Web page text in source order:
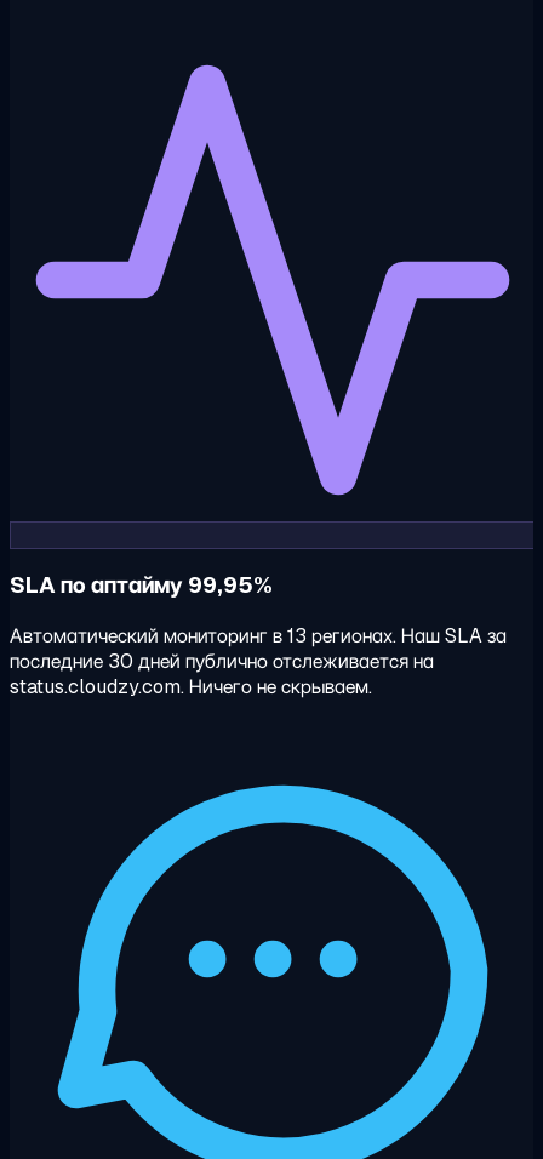
SLA по аптайму 99,95%
Автоматический мониторинг в 13 регионах. Наш SLA за
последние 30 дней публично отслеживается на
status.cloudzy.com. Ничего не скрываем.